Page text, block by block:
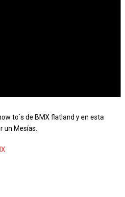
to`s de BMX flatland y en esta
un Mesías.